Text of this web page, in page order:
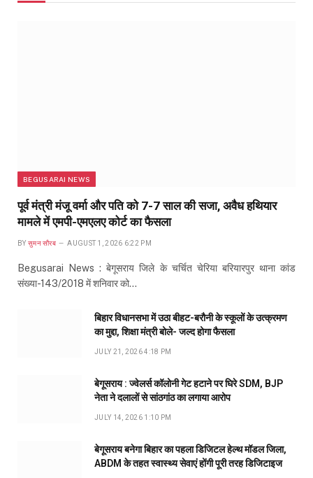
BEGUSARAI NEWS
पूर्व मंत्री मंजू वर्मा और पति को 7-7 साल की सजा, अवैध हथियार
मामले में एमपी-एमएलए कोर्ट का फैसला
BY सुमन सौरब AUGUST 1, 2026 6:22 PM
Begusarai News : बेगूसराय जिले के चर्चित चेरिया बरियारपुर थाना कांड
संख्या-143/2018 में शनिवार को…
बिहार विधानसभा में उठा बीहट-बरौनी के स्कूलों के उत्क्रमण
का मुद्दा, शिक्षा मंत्री बोले- जल्द होगा फैसला
JULY 21, 2026 4:18 PM
बेगूसराय : ज्वेलर्स कॉलोनी गेट हटाने पर घिरे SDM, BJP
नेता ने दलालों से सांठगांठ का लगाया आरोप
JULY 14, 2026 1:10 PM
बेगूसराय बनेगा बिहार का पहला डिजिटल हेल्थ मॉडल जिला,
ABDM के तहत स्वास्थ्य सेवाएं होंगी पूरी तरह डिजिटाइज